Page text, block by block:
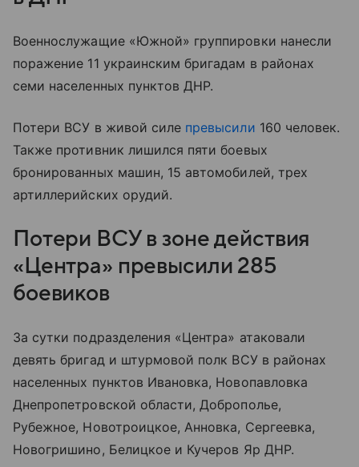
Военнослужащие «Южной» группировки нанесли
поражение 11 украинским бригадам в районах
семи населенных пунктов ДНР.
Потери ВСУ в живой силе превысили 160 человек.
Также противник лишился пяти боевых
бронированных машин, 15 автомобилей, трех
артиллерийских орудий.
Потери ВСУ в зоне действия
«Центра» превысили 285
боевиков
За сутки подразделения «Центра» атаковали
девять бригад и штурмовой полк ВСУ в районах
населенных пунктов Ивановка, Новопавловка
Днепропетровской области, Доброполье,
Рубежное, Новотроицкое, Анновка, Сергеевка,
Новогришино, Белицкое и Кучеров Яр ДНР.